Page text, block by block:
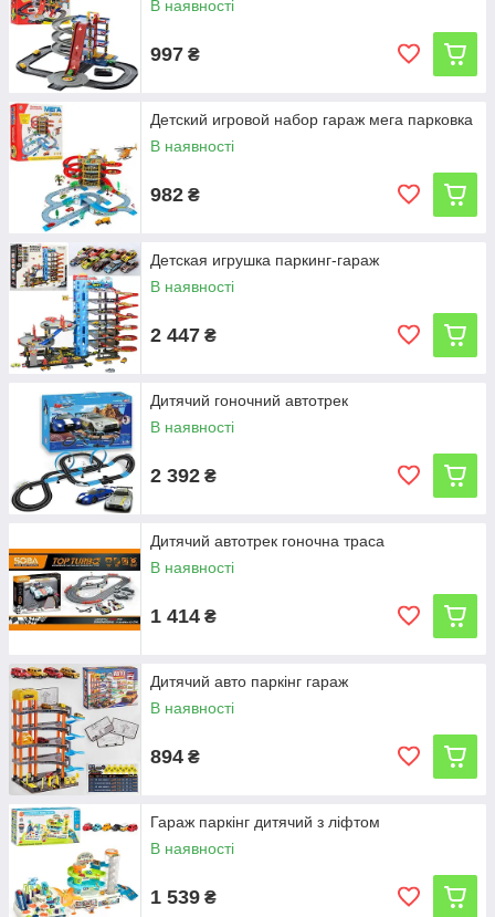
В наявності
997 ₴
Детский игровой набор гараж мега парковка
В наявності
982 ₴
Детская игрушка паркинг-гараж
В наявності
2 447 ₴
Дитячий гоночний автотрек
В наявності
2 392 ₴
Дитячий автотрек гоночна траса
В наявності
1 414 ₴
Дитячий авто паркінг гараж
В наявності
894 ₴
Гараж паркінг дитячий з ліфтом
В наявності
1 539 ₴